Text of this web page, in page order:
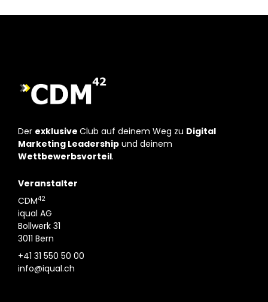
Der exklusive Club auf deinem Weg zu Digital
Marketing Leadership und deinem
Wettbewerbsvorteil.
Veranstalter
CDM42
iqual AG
Bollwerk 31
3011 Bern
+41 31 550 50 00
info@iqual.ch